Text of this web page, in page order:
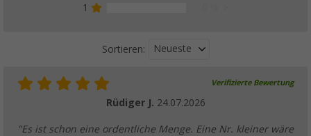
1
Sortieren: Neueste
Verifizierte Bewertung
Rüdiger J. 24.07.2026
"Es ist schon eine ordentliche Menge. Eine Nr. kleiner wäre